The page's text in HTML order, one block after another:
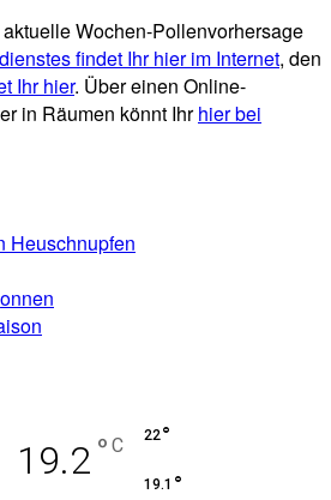
Wochen-Pollenvorhersage
findet Ihr hier im Internet, den
Ihr hier. Über einen Online-
in Räumen könnt Ihrhier bei
Heuschnupfen
19.2 ° C 22°
19.1 °